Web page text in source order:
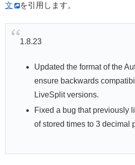
文
を引用します。
1.8.23
Updated the format of the
ensure backwards
LiveSplit versions.
Fixed a bug that previously
of stored times to 3 decimal